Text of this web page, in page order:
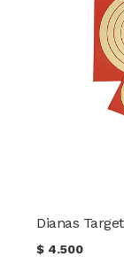
Dianas
$ 4.500